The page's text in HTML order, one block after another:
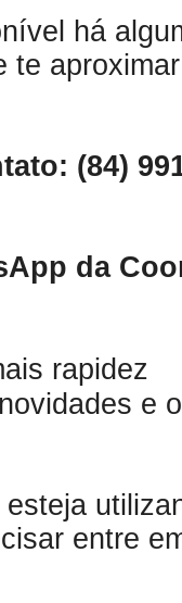
há
te
(84)
da
rapidez
e
entre